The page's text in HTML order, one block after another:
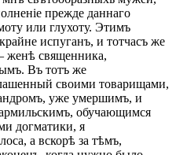
прежде даннаго
или глухоту. Этимъ
испуганъ, и тотчасъ же
женѣ священника,
Въ тотъ же
своими товарищами,
уже умершимъ, и
обучающимся
догматики, я
а вскорѣ за тѣмъ,